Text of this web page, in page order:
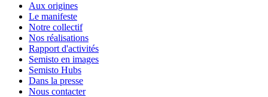
Aux origines
Le manifeste
Notre collectif
Nos réalisations
Rapport d'activités
Semisto en images
Semisto Hubs
Dans la presse
Nous contacter